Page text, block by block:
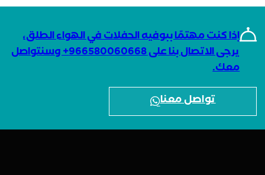
إذا كنت مهتمًا ببوفيه الحفلات في الهواء الطلق،
يرجى الاتصال بنا على 966580060668+ وسنتواصل
معك.
تواصل معنا